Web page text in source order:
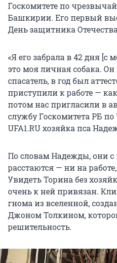
Госкомитете по
Башкирии. Его первый
День защитника
«Я его забрала в 42 дня [с
это моя личная собака. Он
спасатель, в год был
приступили к работе —
потом нас пригласили в
службу Госкомитета РБ по
UFA1.RU хозяйка пса
По словам Надежды, они с
расстаются — ни на
Увидеть Торина без
очень к ней привязан.
гнома из вселенной,
Джоном Толкином,
решительность.